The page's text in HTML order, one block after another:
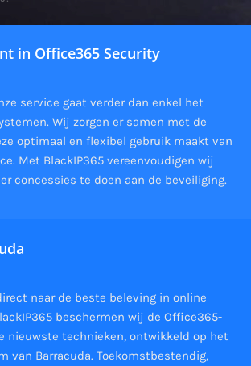
in Office365 Security
service gaat verder dan enkel het
Wij zorgen er samen met de
optimaal en flexibel gebruik maakt van
Met BlackIP365 vereenvoudigen wij
concessies te doen aan de beveiliging.
naar de beste beleving in online
beschermen wij de Office365-
nieuwste technieken, ontwikkeld op het
van Barracuda. Toekomstbestendig,